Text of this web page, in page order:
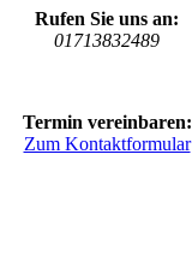
Rufen Sie uns an:
01713832489
Termin vereinbaren:
Zum Kontaktformular